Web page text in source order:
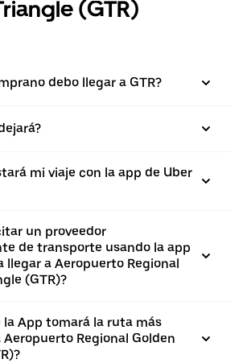
(GTR)
debo llegar a GTR?
mi viaje con la app de Uber
un proveedor
de transporte usando la app
llegar a Aeropuerto Regional
(GTR)?
la App tomará la ruta más
Regional Golden